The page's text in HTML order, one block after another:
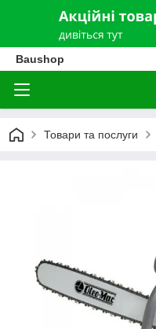
Baushop
Товари та послуги